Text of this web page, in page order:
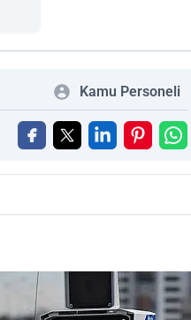
Kamu Personeli